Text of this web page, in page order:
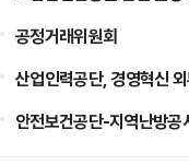
공정거래위원회
산업인력공단, 경영혁신
안전보건공단-지역난방